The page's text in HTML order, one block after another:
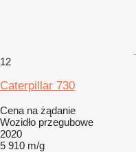
12
Caterpillar 730
Cena na żądanie
Wozidło przegubowe
2020
5 910 m/g